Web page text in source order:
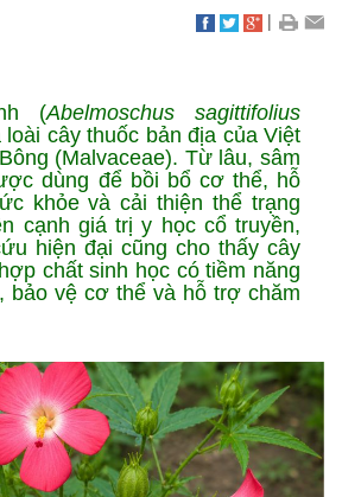
|
(Abelmoschus sagittifolius
loài cây thuốc bản địa của Việt
(Malvaceae). Từ lâu, sâm
dùng để bồi bổ cơ thể, hỗ
khỏe và cải thiện thể trạng
cạnh giá trị y học cổ truyền,
hiện đại cũng cho thấy cây
chất sinh học có tiềm năng
bảo vệ cơ thể và hỗ trợ chăm